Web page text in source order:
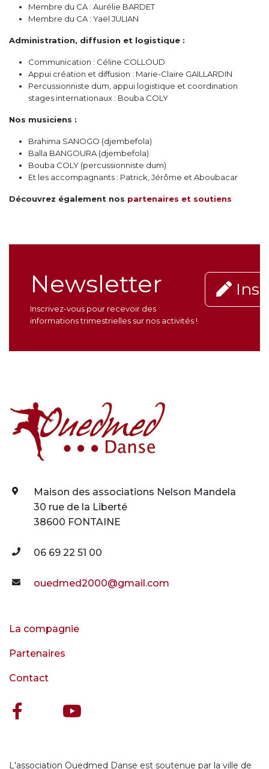
Membre du CA : Aurélie BARDET
Membre du CA : Yaël JULIAN
Administration, diffusion et logistique :
Communication : Céline COLLOUD
Appui création et diffusion : Marie-Claire GAILLARDIN
Percussionniste dum, appui logistique et coordination
stages internationaux : Bouba COLY
Nos musiciens :
Brahima SANOGO (djembefola)
Balla BANGOURA (djembefola)
Bouba COLY (percussionniste dum)
Et les accompagnants : Patrick, Jérôme et Aboubacar
Découvrez également nos partenaires et soutiens
Newsletter
Inscrivez-vous pour recevoir des
informations trimestrielles sur nos activités !
Maison des associations Nelson Mandela
30 rue de la Liberté
38600 FONTAINE
06 69 22 51 00
ouedmed2000@gmail.com
La compagnie
Partenaires
Contact
L'association Ouedmed Danse est soutenue par la ville de